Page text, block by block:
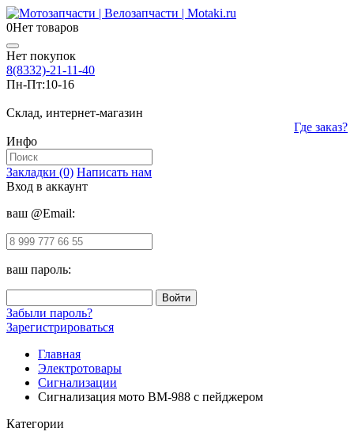
0Нет товаров
Нет покупок
8(8332)-21-11-40
Пн-Пт:10-16
Склад, интернет-магазин
Где заказ?
Инфо
Закладки (0) Написать нам
Вход в аккаунт
ваш @Email:
ваш пароль:
Забыли пароль?
Зарегистрироваться
Главная
Электротовары
Сигнализации
Сигнализация мото BM-988 с пейджером
Категории